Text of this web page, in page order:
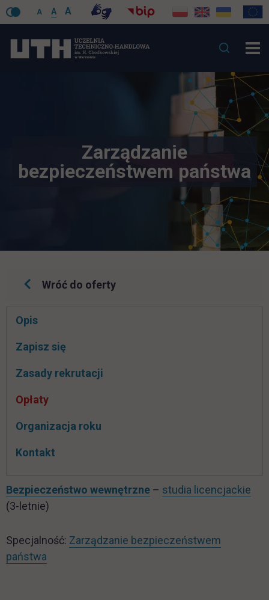
A A A
Zarządzanie
bezpieczeństwem państwa
Wróć do oferty
Pomiń
Opis
Zapisz się
Zasady rekrutacji
Opłaty
Organizacja roku
Kontakt
Bezpieczeństwo wewnętrzne – studia licencjackie
(3-letnie)
Specjalność: Zarządzanie bezpieczeństwem
państwa